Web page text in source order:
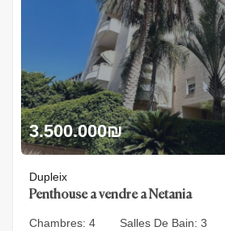
3.500.000₪
Dupleix
Penthouse a vendre a Netania
Chambres: 4 Salles De Bain: 3